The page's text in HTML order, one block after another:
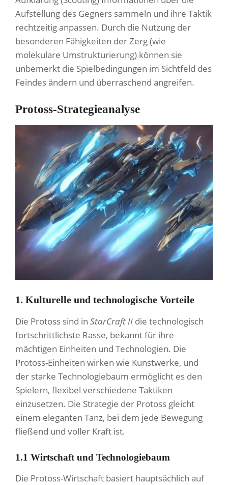
Aufstellung des Gegners sammeln und ihre Taktik
rechtzeitig anpassen. Durch die Nutzung der
besonderen Fähigkeiten der Zerg (wie
molekulare Umstrukturierung) können sie
unbemerkt die Spielbedingungen im Sichtfeld des
Feindes ändern und überraschend angreifen.
Protoss-Strategieanalyse
1. Kulturelle und technologische Vorteile
Die Protoss sind in StarCraft II die technologisch
fortschrittlichste Rasse, bekannt für ihre
mächtigen Einheiten und Technologien. Die
Protoss-Einheiten wirken wie Kunstwerke, und
der starke Technologiebaum ermöglicht es den
Spielern, flexibel verschiedene Taktiken
einzusetzen. Die Strategie der Protoss gleicht
einem eleganten Tanz, bei dem jede Bewegung
fließend und voller Kraft ist.
1.1 Wirtschaft und Technologiebaum
Die Protoss-Wirtschaft basiert hauptsächlich auf